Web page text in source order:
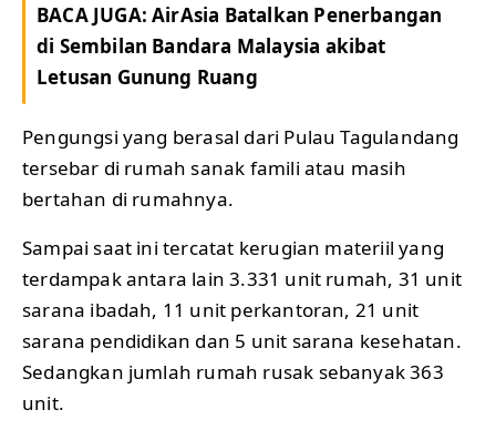
BACA JUGA:AirAsia Batalkan Penerbangan
di Sembilan Bandara Malaysia akibat
Letusan Gunung Ruang
Pengungsi yang berasal dari Pulau Tagulandang
tersebar di rumah sanak famili atau masih
bertahan di rumahnya.
Sampai saat ini tercatat kerugian materiil yang
terdampak antara lain 3.331 unit rumah, 31 unit
sarana ibadah, 11 unit perkantoran, 21 unit
sarana pendidikan dan 5 unit sarana kesehatan.
Sedangkan jumlah rumah rusak sebanyak 363
unit.